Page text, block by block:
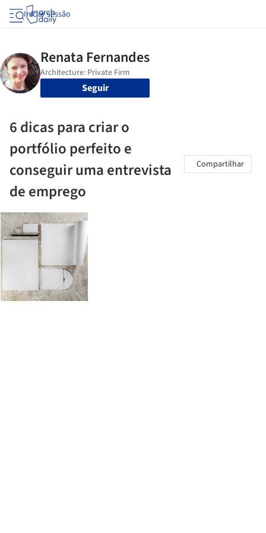
Iniciar sessão
Seguir
6 dicas para criar o
portfólio perfeito e
conseguir uma entrevista
de emprego
Compartilhar